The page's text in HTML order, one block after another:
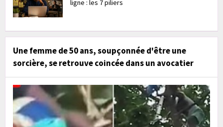
ligne : les 7 piliers
Une femme de 50 ans, soupçonnée d'être une
sorcière, se retrouve coincée dans un avocatier